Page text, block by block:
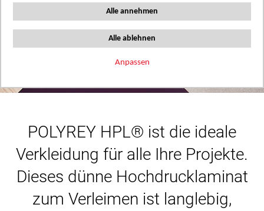
Alle annehmen
Alle ablehnen
Anpassen
Dekore
Broschüre
POLYREY HPL® ist die ideale
Verkleidung für alle Ihre Projekte.
Dieses dünne Hochdrucklaminat
zum Verleimen ist langlebig,